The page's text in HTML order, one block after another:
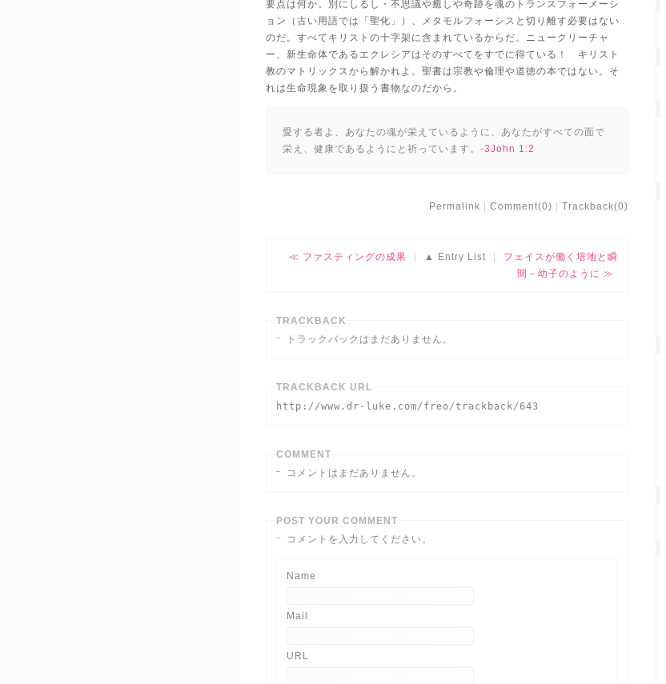
要点は何か。別にしるし・不思議や癒しや奇跡を魂のトランスフォーメーシ
ョン（古い用語では「聖化」）、メタモルフォーシスと切り離す必要はない
のだ。すべてキリストの十字架に含まれているからだ。ニュークリーチャ
ー、新生命体であるエクレシアはそのすべてをすでに得ている！ キリスト
教のマトリックスから解かれよ。聖書は宗教や倫理や道徳の本ではない。そ
れは生命現象を取り扱う書物なのだから。
愛する者よ、あなたの魂が栄えているように、あなたがすべての面で
栄え、健康であるようにと祈っています。-3John 1:2
Permalink Comment(0) Trackback(0)
ファスティングの成果 Entry List
フェイスが働く培地と瞬
間－幼子のように
TRACKBACK
トラックバックはまだありません。
TRACKBACK URL
http://www.dr-luke.com/freo/trackback/643
COMMENT
コメントはまだありません。
POST YOUR COMMENT
コメントを入力してください。
Name
Mail
URL